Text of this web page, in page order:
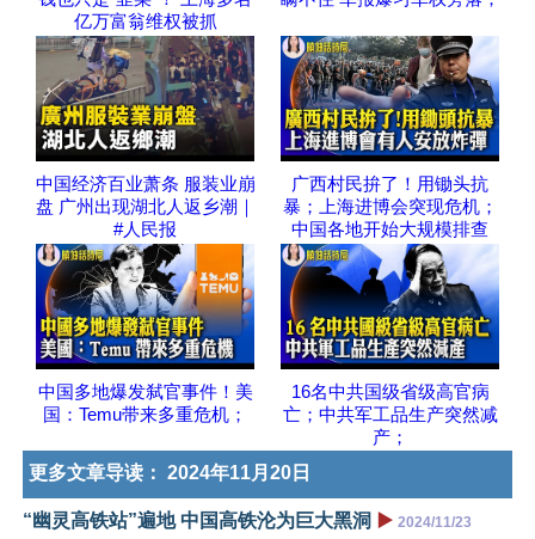
亿万富翁维权被抓
中国经济百业萧条 服装业崩
盘 广州出现湖北人返乡潮｜
#人民报
广西村民拚了！用锄头抗
暴；上海进博会突现危机；
中国各地开始大规模排查
中国多地爆发弑官事件！美
国：Temu带来多重危机；
16名中共国级省级高官病
亡；中共军工品生产突然减
产；
更多文章导读： 2024年11月20日
“幽灵高铁站”遍地 中国高铁沦为巨大黑洞 ▶️ 2024/11/23